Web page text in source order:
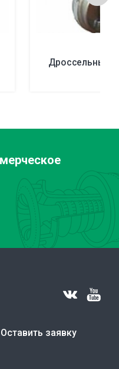
Дроссельные
Оставить заявку